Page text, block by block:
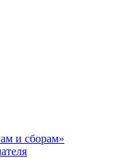
и сборам»